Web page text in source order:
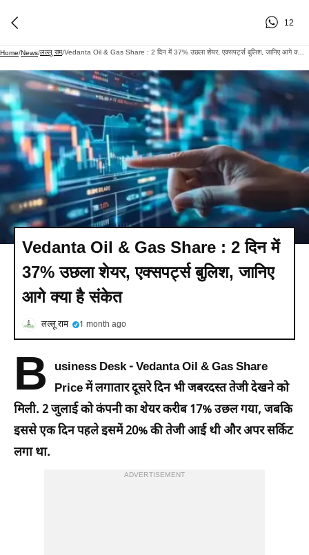
12
Home/News/लल्लू राम/ Vedanta Oil & Gas Share : 2 दिन में 37% उछला शेयर, एक्सपर्ट्स बुलिश, जानिए आगे क्या है संकेत
Vedanta Oil & Gas Share : 2 दिन में
37% उछला शेयर, एक्सपर्ट्स बुलिश, जानिए
आगे क्या है संकेत
लल्लू राम 1 month ago
B
usiness Desk - Vedanta Oil & Gas Share
Price में लगातार दूसरे दिन भी जबरदस्त तेजी देखने को
मिली. 2 जुलाई को कंपनी का शेयर करीब 17% उछल गया, जबकि
इससे एक दिन पहले इसमें 20% की तेजी आई थी और अपर सर्किट
लगा था.
ADVERTISEMENT